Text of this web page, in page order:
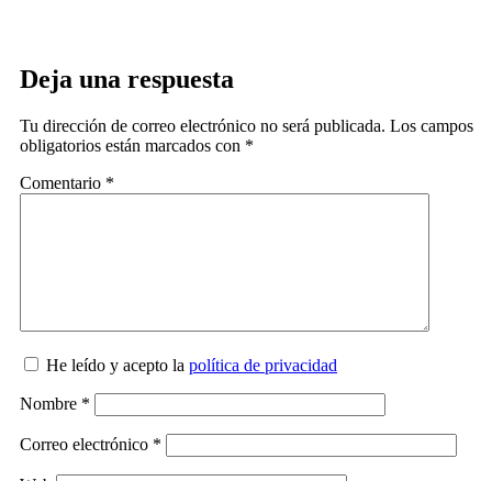
Deja una respuesta
Tu dirección de correo electrónico no será publicada. Los campos
obligatorios están marcados con *
Comentario *
He leído y acepto la política de privacidad
Nombre *
Correo electrónico *